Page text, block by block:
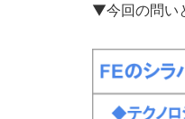
▼今回の問い